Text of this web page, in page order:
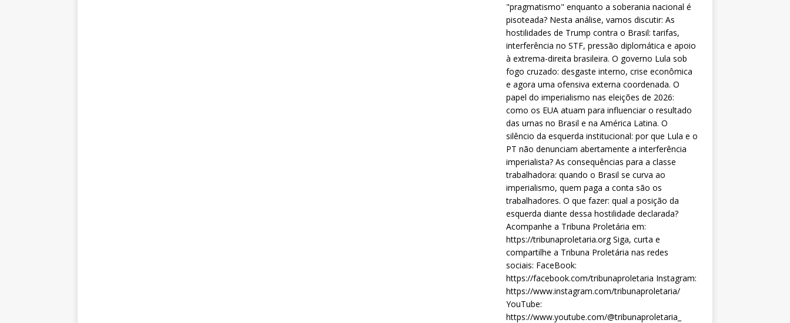
"pragmatismo" enquanto a soberania nacional é
pisoteada? Nesta análise, vamos discutir: As
hostilidades de Trump contra o Brasil: tarifas,
interferência no STF, pressão diplomática e apoio
à extrema-direita brasileira. O governo Lula sob
fogo cruzado: desgaste interno, crise econômica
e agora uma ofensiva externa coordenada. O
papel do imperialismo nas eleições de 2026:
como os EUA atuam para influenciar o resultado
das urnas no Brasil e na América Latina. O
silêncio da esquerda institucional: por que Lula e o
PT não denunciam abertamente a interferência
imperialista? As consequências para a classe
trabalhadora: quando o Brasil se curva ao
imperialismo, quem paga a conta são os
trabalhadores. O que fazer: qual a posição da
esquerda diante dessa hostilidade declarada?
Acompanhe a Tribuna Proletária em:
https://tribunaproletaria.org Siga, curta e
compartilhe a Tribuna Proletária nas redes
sociais: FaceBook:
https://facebook.com/tribunaproletaria Instagram:
https://www.instagram.com/tribunaproletaria/
YouTube:
https://www.youtube.com/@tribunaproletaria_